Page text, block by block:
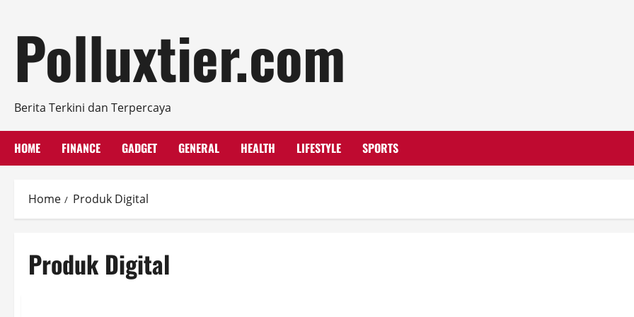
content
Polluxtier.com
Berita Terkini dan Terpercaya
HOME FINANCE GADGET GENERAL HEALTH LIFESTYLE SPORTS
Home Produk Digital
Produk Digital